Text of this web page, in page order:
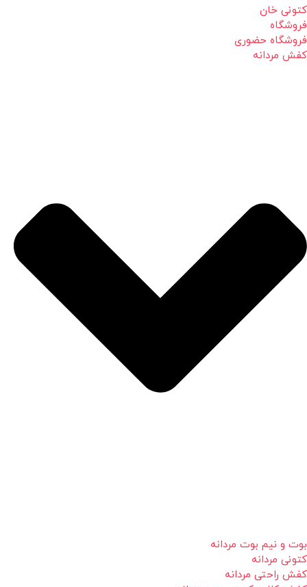
کتونی خان
فروشگاه
فروشگاه حضوری
کفش مردانه
بوت و نیم بوت مردانه
کتونی مردانه
کفش راحتی مردانه